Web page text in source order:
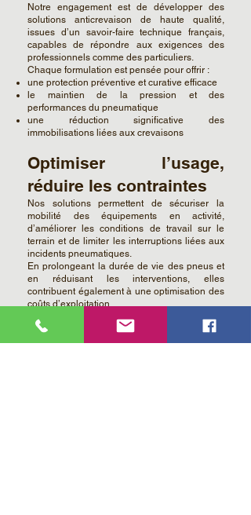
Notre engagement est de développer des
solutions anticrevaison de haute qualité,
issues d’un savoir-faire technique français,
capables de répondre aux exigences des
professionnels comme des particuliers.
Chaque formulation est pensée pour offrir :
une protection préventive et curative efficace
le maintien de la pression et des
performances du pneumatique
une réduction significative des
immobilisations liées aux crevaisons
Optimiser l’usage,
réduire les contraintes
Nos solutions permettent de sécuriser la
mobilité des équipements en activité,
d’améliorer les conditions de travail sur le
terrain et de limiter les interruptions liées aux
incidents pneumatiques.
En prolongeant la durée de vie des pneus et
en réduisant les interventions, elles
contribuent également à une optimisation des
coûts d’exploitation.
Une approche